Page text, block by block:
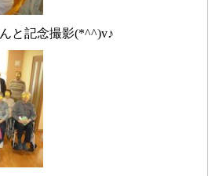
と記念撮影(*^^)v♪